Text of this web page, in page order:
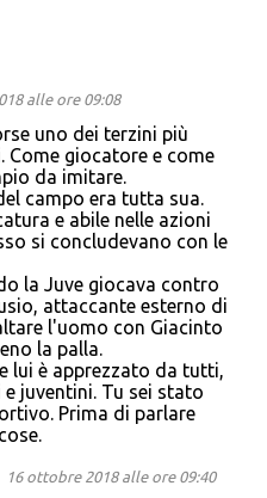
alle ore 09:08
uno dei terzini più
giocatore e come
da imitare.
campo era tutta sua.
e abile nelle azioni
si concludevano con le
la Juve giocava contro
attaccante esterno di
l'uomo con Giacinto
la palla.
lui è apprezzato da tutti,
juventini. Tu sei stato
Prima di parlare
16 ottobre 2018 alle ore 09:40